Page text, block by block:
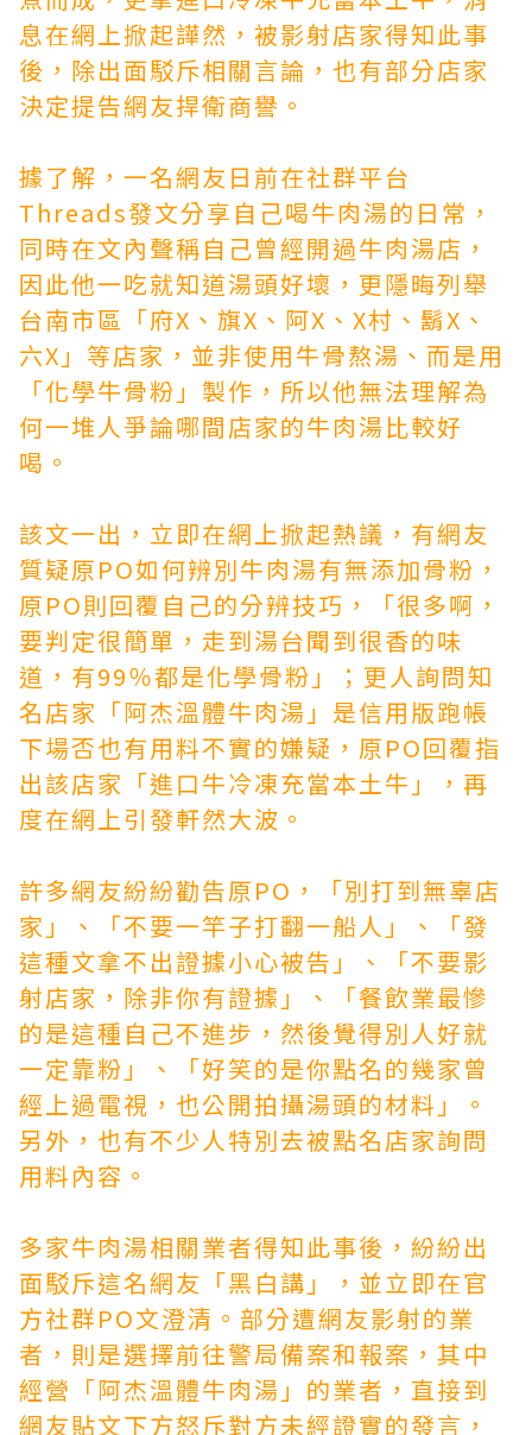
息在網上掀起譁然，被影射店家得知此事
後，除出面駁斥相關言論，也有部分店家
決定提告網友捍衛商譽。
據了解，一名網友日前在社群平台
Threads發文分享自己喝牛肉湯的日常，
同時在文內聲稱自己曾經開過牛肉湯店，
因此他一吃就知道湯頭好壞，更隱晦列舉
台南市區「府X、旗X、阿X、X村、鬍X、
六X」等店家，並非使用牛骨熬湯、而是用
「化學牛骨粉」製作，所以他無法理解為
何一堆人爭論哪間店家的牛肉湯比較好
喝。
該文一出，立即在網上掀起熱議，有網友
質疑原PO如何辨別牛肉湯有無添加骨粉，
原PO則回覆自己的分辨技巧，「很多啊，
要判定很簡單，走到湯台聞到很香的味
道，有99％都是化學骨粉」；更人詢問知
名店家「阿杰溫體牛肉湯」是信用版跑帳
下場否也有用料不實的嫌疑，原PO回覆指
出該店家「進口牛冷凍充當本土牛」，再
度在網上引發軒然大波。
許多網友紛紛勸告原PO，「別打到無辜店
家」、「不要一竿子打翻一船人」、「發
這種文拿不出證據小心被告」、「不要影
射店家，除非你有證據」、「餐飲業最慘
的是這種自己不進步，然後覺得別人好就
一定靠粉」、「好笑的是你點名的幾家曾
經上過電視，也公開拍攝湯頭的材料」。
另外，也有不少人特別去被點名店家詢問
用料內容。
多家牛肉湯相關業者得知此事後，紛紛出
面駁斥這名網友「黑白講」，並立即在官
方社群PO文澄清。部分遭網友影射的業
者，則是選擇前往警局備案和報案，其中
經營「阿杰溫體牛肉湯」的業者，直接到
網友貼文下方怒斥對方未經證實的發言，